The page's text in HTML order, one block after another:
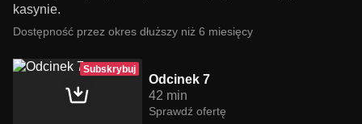
kasynie.
Dostępność przez okres dłuższy niż 6 miesięcy
Subskrybuj
Odcinek 7
42 min
Sprawdź ofertę